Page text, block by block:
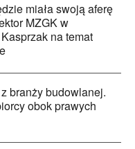
miała swoją aferę
MZGK w
na temat
branży budowlanej.
obok prawych